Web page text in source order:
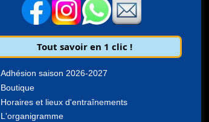
Tout savoir en 1 clic !
Adhésion saison 2026-2027
Boutique
Horaires et lieux d'entraînements
L'organigramme